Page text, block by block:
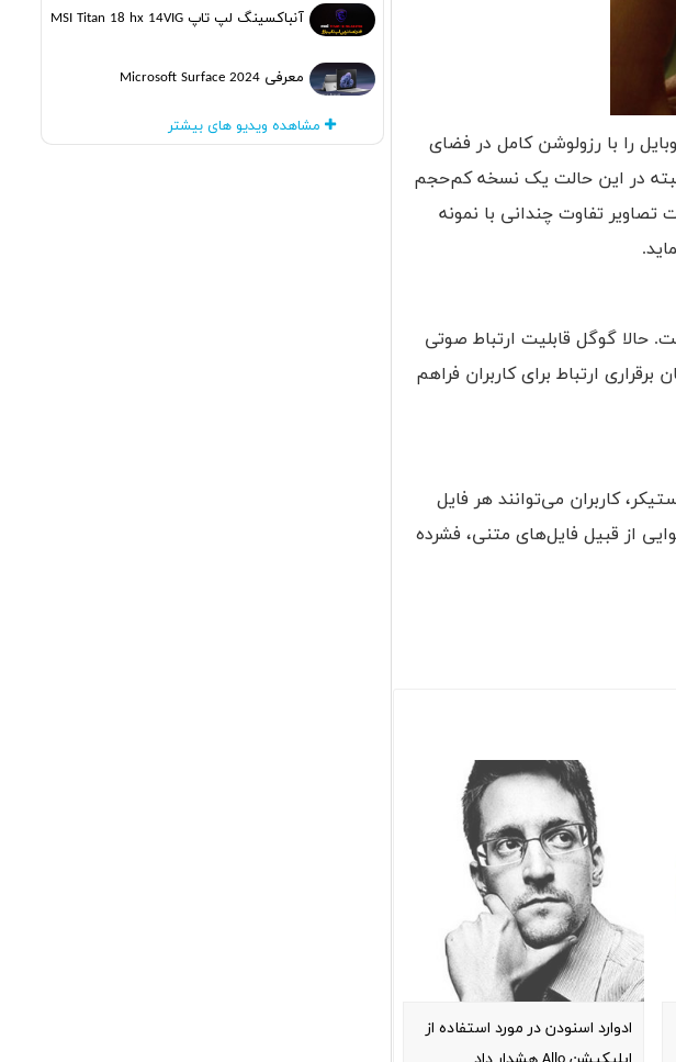
را با رزولوشن کامل در فضای
البته در این حالت یک نسخه کم‌حجم
تفاوت چندانی با نمونه
حالا گوگل قابلیت ارتباط صوتی
ارتباط برای کاربران فراهم
کاربران می‌توانند هر فایل
از قبیل فایل‌های متنی، فشرده
ادوارد اسنودن در مورد استفاده از
آنباکسینگ لپ تاپ MSI Titan 18 hx 14VIG
معرفی Microsoft Surface 2024
مشاهده ویدیو های بیشتر